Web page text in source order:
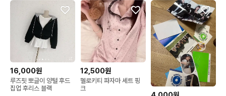
16,000원
루즈핏 뽀글이 양털 후드
집업 후리스 블랙
12,500원
헬로키티 파자마 세트 핑
크